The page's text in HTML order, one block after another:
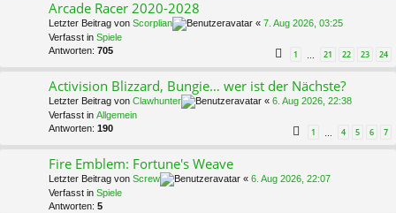
Arcade Racer 2020-2028
Letzter Beitrag von Scorplian « 7. Aug 2026, 03:25
Verfasst in Spiele
Antworten: 705 1 … 21 22 23 24
Activision Blizzard, Bungie… wer ist der Nächste?
Letzter Beitrag von Clawhunter « 6. Aug 2026, 22:38
Verfasst in Allgemein
Antworten: 190 1 … 4 5 6 7
Fire Emblem: Fortune's Weave
Letzter Beitrag von Screw « 6. Aug 2026, 22:07
Verfasst in Spiele
Antworten: 5